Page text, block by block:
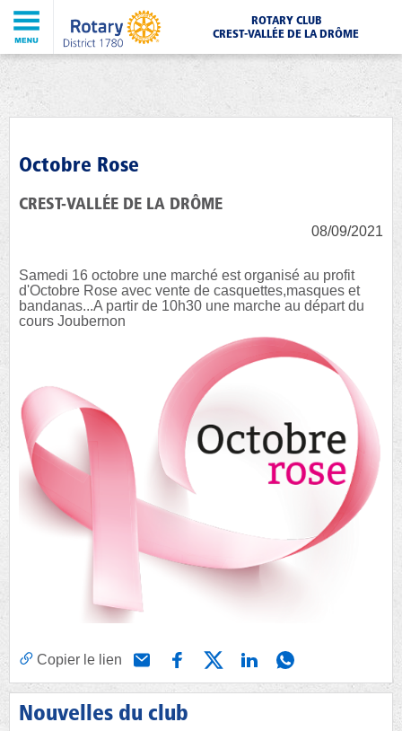
ROTARY CLUB
CREST-VALLÉE DE LA DRÔME
Octobre Rose
CREST-VALLÉE DE LA DRÔME
08/09/2021
Samedi 16 octobre une marché est organisé au profit
d'Octobre Rose avec vente de casquettes,masques et
bandanas...A partir de 10h30 une marche au départ du
cours Joubernon
Copier le lien
Nouvelles du club